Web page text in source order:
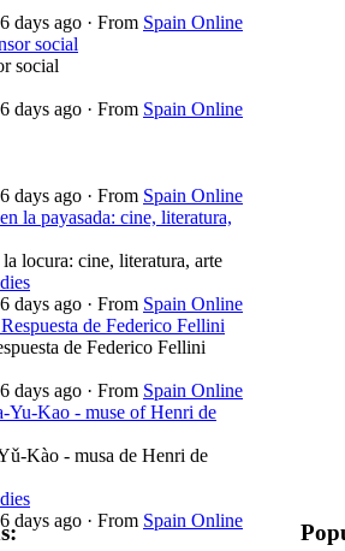
6 days ago · From Spain Online
social
social
6 days ago · From Spain Online
6 days ago · From Spain Online
la payasada: cine, literatura,
locura: cine, literatura, arte
6 days ago · From Spain Online
de Federico Fellini
de Federico Fellini
6 days ago · From Spain Online
Yu-Kao - muse of Henri de
Kào - musa de Henri de
6 days ago · From Spain Online